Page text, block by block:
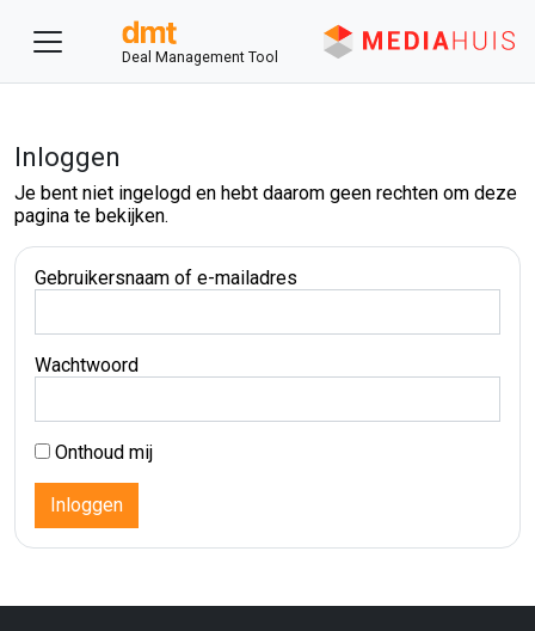
Deal Management Tool
Inloggen
Je bent niet ingelogd en hebt daarom geen rechten om deze
pagina te bekijken.
Gebruikersnaam of e-mailadres
Wachtwoord
Onthoud mij